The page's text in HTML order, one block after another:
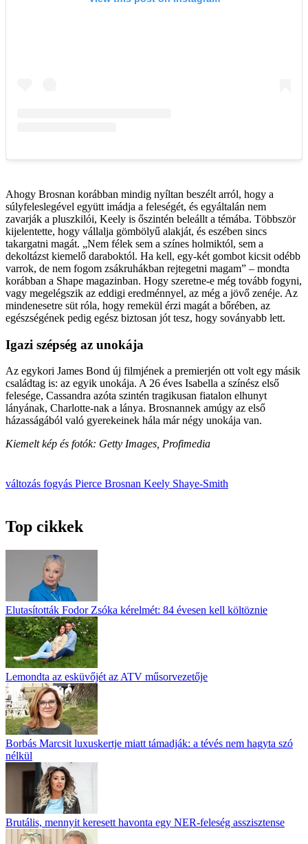
Ahogy Brosnan korábban mindig nyíltan beszélt arról, hogy a
súlyfeleslegével együtt imádja a feleségét, és egyáltalán nem
zavarják a pluszkilói, ­Keely is őszintén beleállt a témába. Többször
kijelentette, hogy vállalja gömbölyű alakját, és eszében sincs
takargatni magát. „Nem félek sem a színes holmiktól, sem a
dekoltázst kiemelő daraboktól. Ha kell, egy-két gombot kicsit odébb
varrok, de nem fogom zsákruhákban rejtegetni magam” – mondta
korábban a Shape magazinban. Hogy szeretne-e még tovább fogyni,
vagy megelégszik az eddigi eredménnyel, az még a jövő zenéje. Az
mindenesetre süt róla, hogy remekül érzi magát a bőrében, az
egészségének pedig egész biztosan jót tesz, hogy soványabb lett.
Igazi szépség az unokája
Az egykori James Bond új filmjének a premierjén ott volt egy másik
családtag is: az egyik unokája. A 26 éves Isabella a színész első
felesége, Cassandra azóta szintén tragikusan fiatalon elhunyt
lányának, Charlotte-nak a lánya. Brosnannek amúgy az első
házasságából való gyerekeinek hála már négy unokája van.
Kiemelt kép és fotók: Getty Images, Profimedia
változás fogyás Pierce Brosnan Keely Shaye-Smith
Top cikkek
Elutasították Fodor Zsóka kérelmét: 84 évesen kell költöznie
Lemondta az esküvőjét az ATV műsorvezetője
Borbás Marcsit luxuskertje miatt támadják: a tévés nem hagyta szó
nélkül
Brutális, mennyit keresett havonta egy NER-feleség asszisztense